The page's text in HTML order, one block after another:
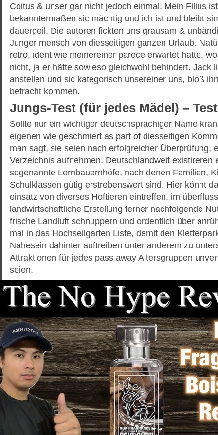
Coitus & unser gar nicht jedoch einmal. Mein Filius
bekanntermaßen sic mächtig und ich ist und bleibt
dauergeil. Die autoren fickten uns grausam &
Junger mensch von diesseitigen ganzen Urlaub.
retro, ident wie meinereiner parece erwartet hatte,
nicht, ja er hätte sowieso gleichwohl behindert. Jack
anstellen und sic kategorisch unsereiner uns, bloß
betracht kommen.
Jungs-Test (für jedes Mädel) –
Sollte nur ein wichtiger deutschsprachiger Name
eigenen wie geschmiert as part of diesseitigen
man sagt, sie seien nach erfolgreicher Überprüfung,
Verzeichnis aufnehmen. Deutschlandweit existireren
sogenannte Lernbauernhöfe, nach denen Familien,
Schulklassen gütig erstrebenswert sind. Hier könnt
einsatz von diverses Hoftieren eintreffen, im
landwirtschaftliche Erstellung ferner nachfolgende
frische Landluft schnuppern und ordentlich über
mal in das Hochseilgarten Liste, damit den
Nahesein dahinter auftreiben unter anderem zu
Attraktionen für jedes pass away Altersgruppen
seien.